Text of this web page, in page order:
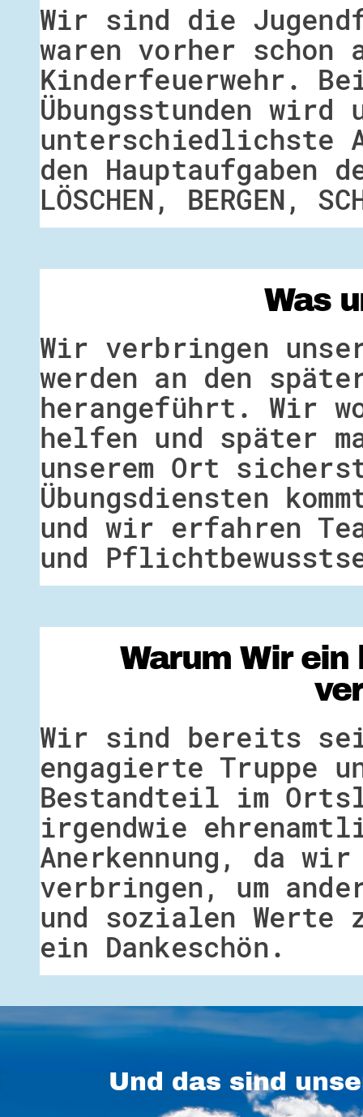
Wir sind die
waren vorher
Kinderfeuerwehr.
Übungsstunden wird
unterschiedlichste
den Hauptaufgaben
LÖSCHEN, BERGEN,
Was
Wir verbringen
werden an den
herangeführt. Wir
helfen und später
unserem Ort
Übungsdiensten
und wir erfahren
und
Warum Wir
Wir sind bereits
engagierte Truppe
Bestandteil im
irgendwie
Anerkennung, da
verbringen, um
und sozialen Werte
ein Dankeschön.
Und das sind